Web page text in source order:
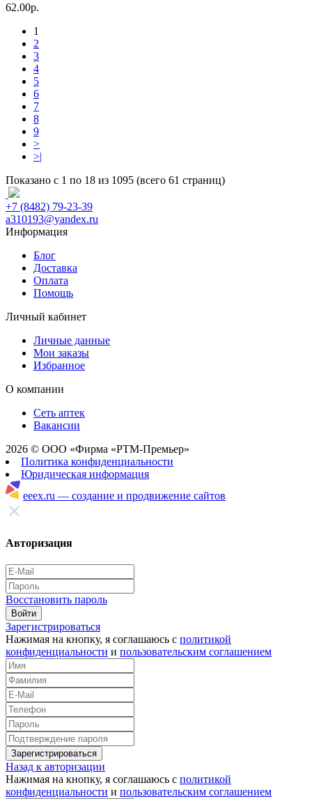
62.00р.
1
2
3
4
5
6
7
8
9
>
>|
Показано с 1 по 18 из 1095 (всего 61 страниц)
+7 (8482) 79-23-39
a310193@yandex.ru
Информация
Блог
Доставка
Оплата
Помощь
Личный кабинет
Личные данные
Мои заказы
Избранное
О компании
Сеть аптек
Вакансии
2026 © ООО «Фирма «РТМ-Премьер»
Политика конфиденциальности
Юридическая информация
eeex.ru — создание и продвижение сайтов
Авторизация
Восстановить пароль
Войти
Зарегистрироваться
Нажимая на кнопку, я соглашаюсь с политикой
конфиденциальности и пользовательским соглашением
Зарегистрироваться
Назад к авторизации
Нажимая на кнопку, я соглашаюсь с политикой
конфиденциальности и пользовательским соглашением